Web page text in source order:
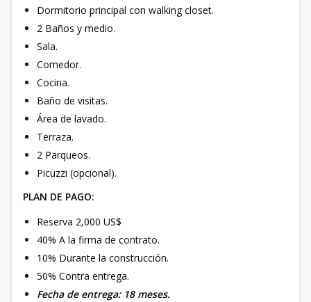
Dormitorio principal con walking closet.
2 Baños y medio.
Sala.
Comedor.
Cocina.
Baño de visitas.
Área de lavado.
Terraza.
2 Parqueos.
Picuzzi (opcional).
PLAN DE PAGO:
Reserva 2,000 US$
40% A la firma de contrato.
10% Durante la construcción.
50% Contra entrega.
Fecha de entrega: 18 meses.